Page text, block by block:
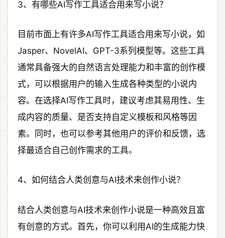
3、有哪些AI写作工具适合用来写小说？
目前市面上有许多AI写作工具适合用来写小说，如
Jasper、NovelAI、GPT-3系列模型等。这些工具
通常具备强大的自然语言处理能力和丰富的创作模
式，可以根据用户的输入生成各种类型的小说内
容。在选择AI写作工具时，建议考虑其易用性、生
成内容的质量、是否支持自定义模板和风格等因
素。同时，也可以参考其他用户的评价和反馈，选
择最适合自己创作需求的工具。
4、如何结合人类创意与AI技术来创作小说？
结合人类创意与AI技术来创作小说是一种高效且富
有创意的方式。首先，你可以利用AI的生成能力快